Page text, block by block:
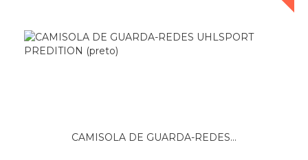
CAMISOLA DE GUARDA-REDES...